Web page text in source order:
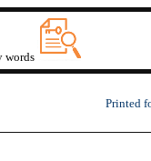
words
Printed